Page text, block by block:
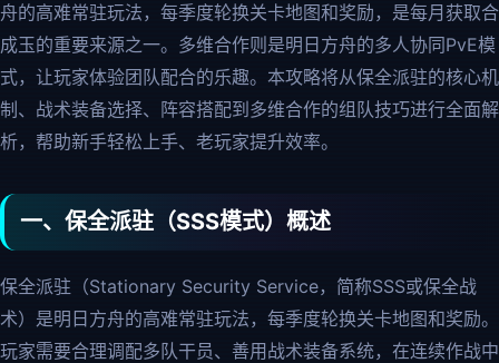
舟的高难常驻玩法，每季度轮换关卡地图和奖励，是每月获取合
成玉的重要来源之一。多维合作则是明日方舟的多人协同PvE模
式，让玩家体验团队配合的乐趣。本攻略将从保全派驻的核心机
制、战术装备选择、阵容搭配到多维合作的组队技巧进行全面解
析，帮助新手轻松上手、老玩家提升效率。
一、保全派驻（SSS模式）概述
保全派驻（Stationary Security Service，简称SSS或保全战
术）是明日方舟的高难常驻玩法，每季度轮换关卡地图和奖励。
玩家需要合理调配多队干员、善用战术装备系统，在连续作战中